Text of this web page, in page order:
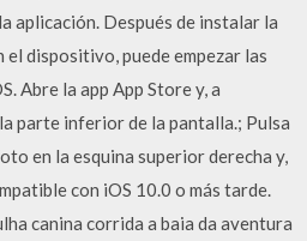
aplicación. Después de instalar la
dispositivo, puede empezar las
Abre la app App Store y, a
parte inferior de la pantalla.; Pulsa
en la esquina superior derecha y,
con iOS 10.0 o más tarde.
canina corrida a baia da aventura